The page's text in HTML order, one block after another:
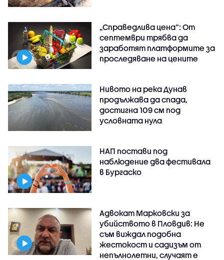
„Справедлива цена“: От
септември трябва да
заработят платформите за
проследяване на цените
Нивото на река Дунав
продължава да спада,
достигна 109 см под
условната нула
НАП постави под
наблюдение два фестивала
в Бургаско
Адвокат Марковски за
убийството в Пловдив: Не
съм виждал подобна
жестокост и садизъм от
непълнолетни, случаят е